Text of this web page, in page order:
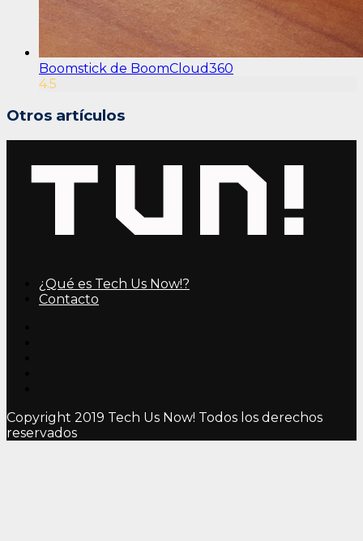
Boomstick de BoomCloud360
4.5
Otros artículos
¿Qué es Tech Us Now!?
Contacto
Copyright 2019 Tech Us Now! Todos los derechos
reservados